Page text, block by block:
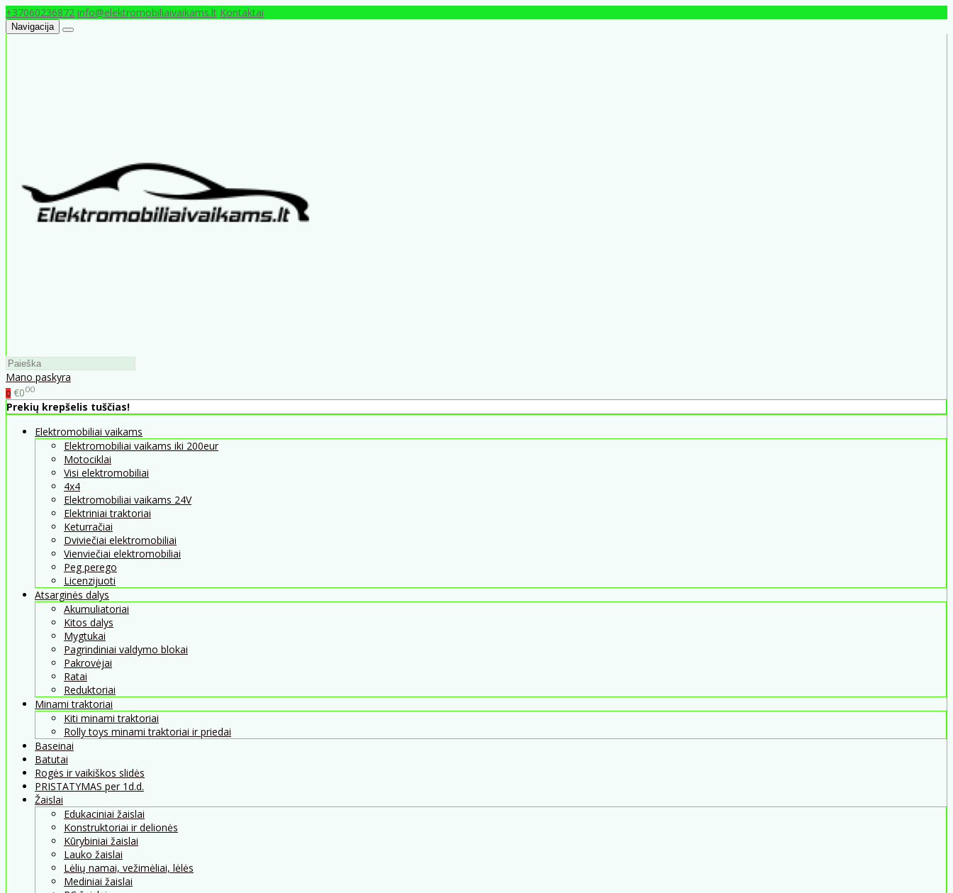
+37060236872 info@elektromobiliaivaikams.lt Kontaktai
Navigacija
Mano paskyra
0 €000
Prekių krepšelis tuščias!
Elektromobiliai vaikams
Elektromobiliai vaikams iki 200eur
Motociklai
Visi elektromobiliai
4x4
Elektromobiliai vaikams 24V
Elektriniai traktoriai
Keturračiai
Dviviečiai elektromobiliai
Vienviečiai elektromobiliai
Peg perego
Licenzijuoti
Atsarginės dalys
Akumuliatoriai
Kitos dalys
Mygtukai
Pagrindiniai valdymo blokai
Pakrovėjai
Ratai
Reduktoriai
Minami traktoriai
Kiti minami traktoriai
Rolly toys minami traktoriai ir priedai
Baseinai
Batutai
Rogės ir vaikiškos slidės
PRISTATYMAS per 1d.d.
Žaislai
Edukaciniai žaislai
Konstruktoriai ir delionės
Kūrybiniai žaislai
Lauko žaislai
Lėlių namai, vežimėliai, lėlės
Mediniai žaislai